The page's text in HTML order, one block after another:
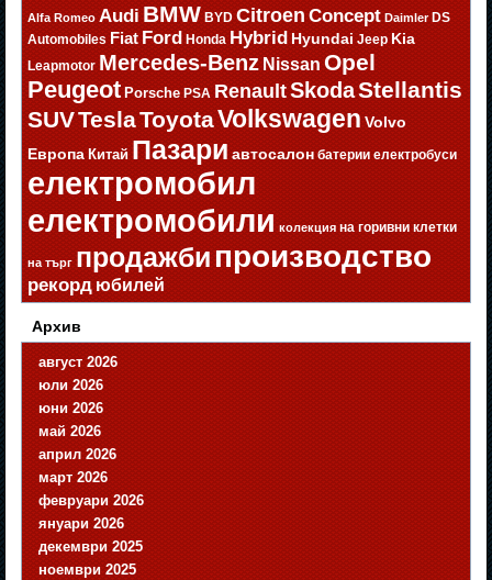
Alfa Romeo Audi BMW BYD Citroen Concept Daimler DS
Automobiles Fiat Ford Honda Hybrid Hyundai Jeep Kia
Leapmotor Mercedes-Benz Nissan Opel
Peugeot Porsche PSA RenaultSkodaStellantis
SUVTeslaToyotaVolkswagen Volvo
Европа Китай Пазари автосалон батерии електробуси
електромобил
електромобили колекция на горивни клетки
на търг продажбипроизводство
рекорд юбилей
Архив
август 2026
юли 2026
юни 2026
май 2026
април 2026
март 2026
февруари 2026
януари 2026
декември 2025
ноември 2025